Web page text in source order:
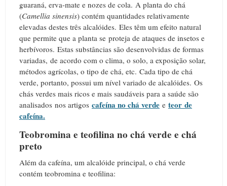
guaraná, erva-mate e nozes de cola. A planta do chá
(Camellia sinensis) contém quantidades relativamente
elevadas destes três alcalóides. Eles têm um efeito natural
que permite que a planta se proteja de ataques de insetos e
herbívoros. Estas substâncias são desenvolvidas de formas
variadas, de acordo com o clima, o solo, a exposição solar,
métodos agrícolas, o tipo de chá, etc. Cada tipo de chá
verde, portanto, possui um nível variado de alcalóides. Os
chás verdes mais ricos e mais saudáveis para a saúde são
analisados nos artigos cafeína no chá verde e teor de
cafeína.
Teobromina e teofilina no chá verde e chá
preto
Além da cafeína, um alcalóide principal, o chá verde
contém teobromina e teofilina: